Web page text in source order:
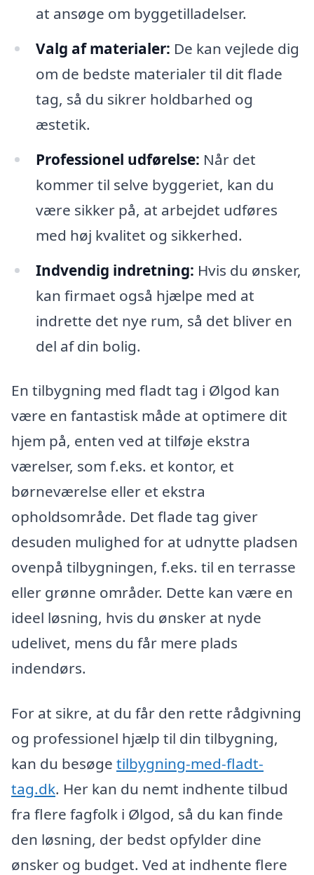
at ansøge om byggetilladelser.
Valg af materialer: De kan vejlede dig
om de bedste materialer til dit flade
tag, så du sikrer holdbarhed og
æstetik.
Professionel udførelse: Når det
kommer til selve byggeriet, kan du
være sikker på, at arbejdet udføres
med høj kvalitet og sikkerhed.
Indvendig indretning: Hvis du ønsker,
kan firmaet også hjælpe med at
indrette det nye rum, så det bliver en
del af din bolig.
En tilbygning med fladt tag i Ølgod kan
være en fantastisk måde at optimere dit
hjem på, enten ved at tilføje ekstra
værelser, som f.eks. et kontor, et
børneværelse eller et ekstra
opholdsområde. Det flade tag giver
desuden mulighed for at udnytte pladsen
ovenpå tilbygningen, f.eks. til en terrasse
eller grønne områder. Dette kan være en
ideel løsning, hvis du ønsker at nyde
udelivet, mens du får mere plads
indendørs.
For at sikre, at du får den rette rådgivning
og professionel hjælp til din tilbygning,
kan du besøge tilbygning-med-fladt-
tag.dk. Her kan du nemt indhente tilbud
fra flere fagfolk i Ølgod, så du kan finde
den løsning, der bedst opfylder dine
ønsker og budget. Ved at indhente flere